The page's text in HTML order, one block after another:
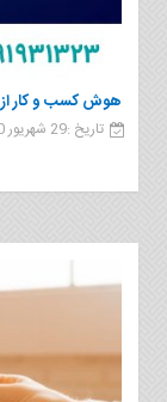
هوش کسب و کار از
تاریخ :29 شهریور 1400, 11:03